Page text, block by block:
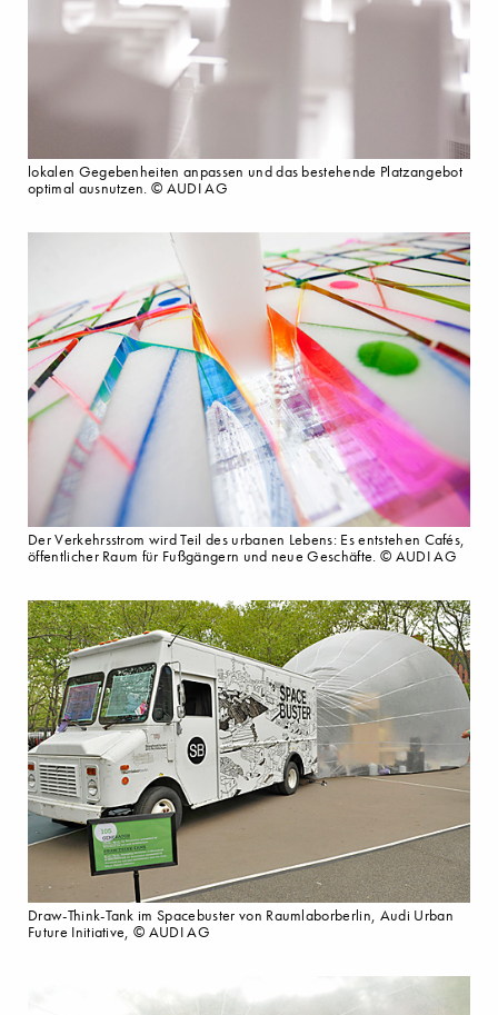
lokalen Gegebenheiten anpassen und das bestehende Platzangebot
optimal ausnutzen. © AUDI AG
Der Verkehrsstrom wird Teil des urbanen Lebens: Es entstehen Cafés,
öffentlicher Raum für Fußgängern und neue Geschäfte. © AUDI AG
Draw-Think-Tank im Spacebuster von Raumlaborberlin, Audi Urban
Future Initiative, © AUDI AG